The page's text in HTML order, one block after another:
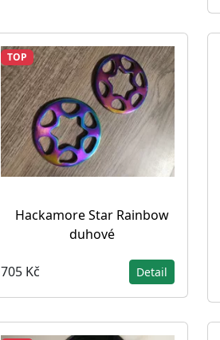
TOP
Hackamore Star Rainbow
duhové
705 Kč Detail